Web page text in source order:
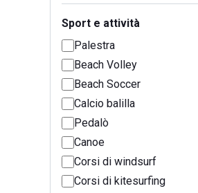
Sport e attività
Palestra
Beach Volley
Beach Soccer
Calcio balilla
Pedalò
Canoe
Corsi di windsurf
Corsi di kitesurfing